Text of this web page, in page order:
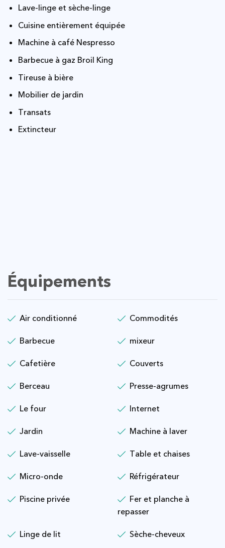
Lave-linge et sèche-linge
Cuisine entièrement équipée
Machine à café Nespresso
Barbecue à gaz Broil King
Tireuse à bière
Mobilier de jardin
Transats
Extincteur
Équipements
Air conditionné Commodités
Barbecue mixeur
Cafetière Couverts
Berceau Presse-agrumes
Le four Internet
Jardin Machine à laver
Lave-vaisselle Table et chaises
Micro-onde Réfrigérateur
Piscine privée
Fer et planche à
repasser
Linge de lit Sèche-cheveux